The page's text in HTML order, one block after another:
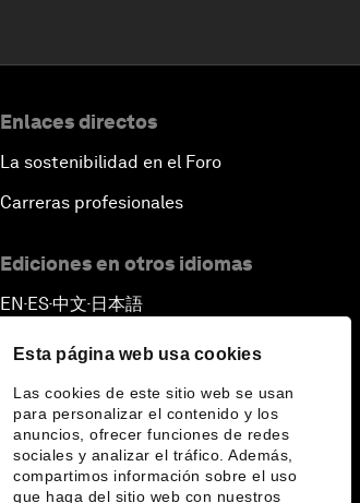
Esta página web usa cookies
Las cookies de este sitio web se usan
para personalizar el contenido y los
anuncios, ofrecer funciones de redes
sociales y analizar el tráfico. Además,
compartimos información sobre el uso
que haga del sitio web con nuestros
Enlaces directos
La sostenibilidad en el Foro
Carreras profesionales
Ediciones en otros idiomas
EN ▪ES▪中文▪ 日本語